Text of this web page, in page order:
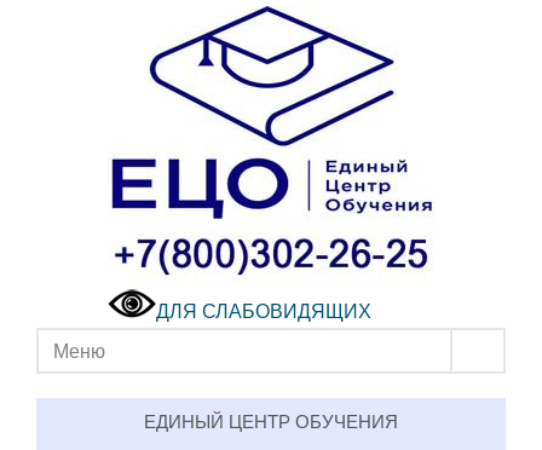
ДЛЯ СЛАБОВИДЯЩИХ
Меню
ЕДИНЫЙ ЦЕНТР ОБУЧЕНИЯ